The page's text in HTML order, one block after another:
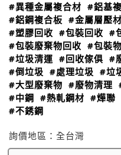
#異種金屬複合材 #鋁基
#鋁鋼複合板 #金屬層壓
#塑膠回收 #包裝回收 #
#包裝廢棄物回收 #包裝
#垃圾清運 #回收傢俱 #
#倒垃圾 #處理垃圾 #垃
#大型廢棄物 #廢物清理
#中鋼 #熱軋鋼材 #燁聯
#不銹鋼
詢價地區： 全台灣